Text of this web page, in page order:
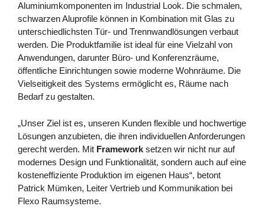
Aluminiumkomponenten im Industrial Look. Die schmalen,
schwarzen Aluprofile können in Kombination mit Glas zu
unterschiedlichsten Tür- und Trennwandlösungen verbaut
werden. Die Produktfamilie ist ideal für eine Vielzahl von
Anwendungen, darunter Büro- und Konferenzräume,
öffentliche Einrichtungen sowie moderne Wohnräume. Die
Vielseitigkeit des Systems ermöglicht es, Räume nach
Bedarf zu gestalten.
„Unser Ziel ist es, unseren Kunden flexible und hochwertige
Lösungen anzubieten, die ihren individuellen Anforderungen
gerecht werden. Mit Framework setzen wir nicht nur auf
modernes Design und Funktionalität, sondern auch auf eine
kosteneffiziente Produktion im eigenen Haus“, betont
Patrick Mümken, Leiter Vertrieb und Kommunikation bei
Flexo Raumsysteme.